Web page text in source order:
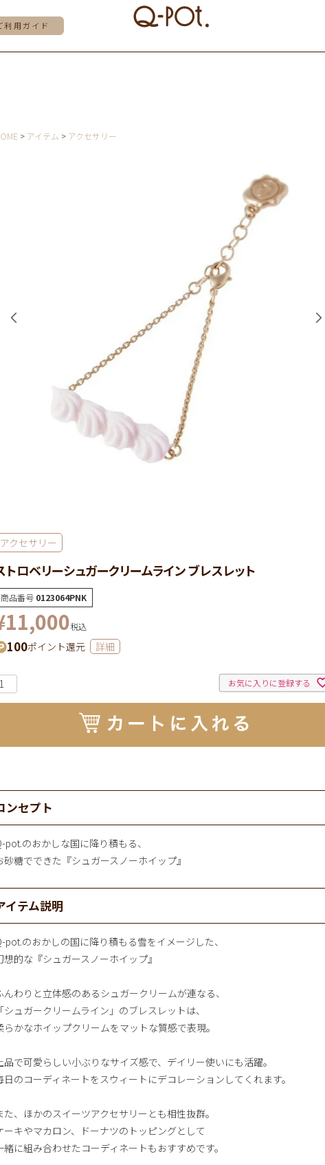
利用ガイド
アイテム アクセサリー
アクセサリー
トロベリーシュガークリームライン ブレスレット
商品番号 0123064PNK
11,000税込
100ポイント還元 詳細
お気に入りに登録する
ンセプト
pot.のおかしな国に降り積もる、
砂糖でできた『シュガースノーホイップ』
イテム説明
pot.のおかしの国に降り積もる雪をイメージした、
想的な『シュガースノーホイップ』
んわりと立体感のあるシュガークリームが連なる、
「シュガークリームライン」のブレスレットは、
らかなホイップクリームをマットな質感で表現。
品で可愛らしい小ぶりなサイズ感で、デイリー使いにも活躍。
日のコーディネートをスウィートにデコレーションしてくれます。
た、ほかのスイーツアクセサリーとも相性抜群。
ーキやマカロン、ドーナツのトッピングとして
緒に組み合わせたコーディネートもおすすめです。